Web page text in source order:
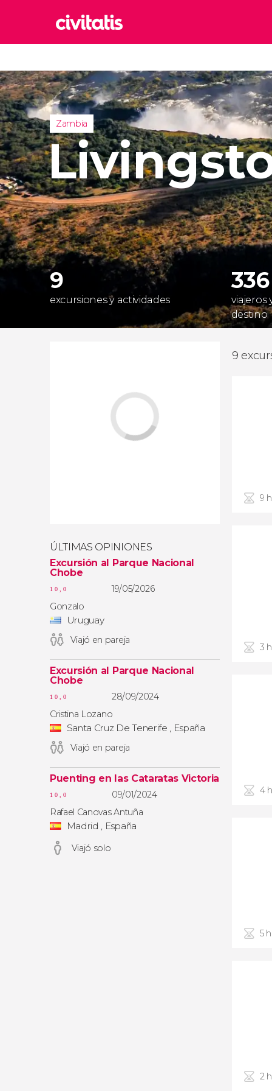
Italia
Reino
Reino
Turquía
Zambia
9
excursiones y actividades
336
viajeros
destino
ÚLTIMAS OPINIONES
Excursión al Parque Nacional
Chobe
10,0
19/05/2026
Gonzalo
Uruguay
Viajó en pareja
Excursión al Parque Nacional
Chobe
10,0
28/09/2024
Cristina Lozano
Santa Cruz De Tenerife , España
Viajó en pareja
Puenting en las Cataratas Victoria
10,0
09/01/2024
Rafael Canovas Antuña
Madrid , España
Viajó solo
9
9
3
4
5
2